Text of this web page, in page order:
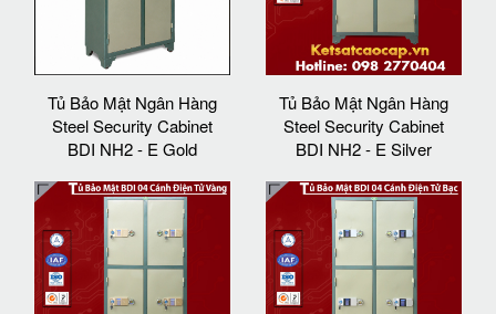
Tủ Bảo Mật Ngân Hàng
Steel Security Cabinet
BDI NH2 - E Gold
Tủ Bảo Mật Ngân Hàng
Steel Security Cabinet
BDI NH2 - E Silver